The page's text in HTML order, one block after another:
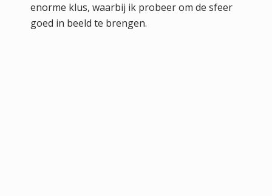
enorme klus, waarbij ik probeer om de sfeer
goed in beeld te brengen.